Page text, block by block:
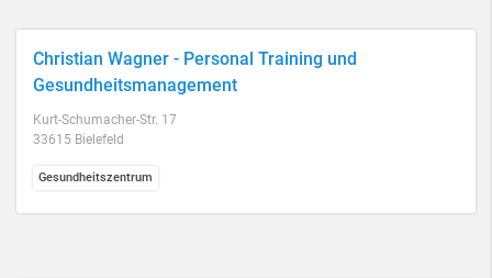
Christian Wagner - Personal Training und
Gesundheitsmanagement
Kurt-Schumacher-Str. 17
33615 Bielefeld
Gesundheitszentrum